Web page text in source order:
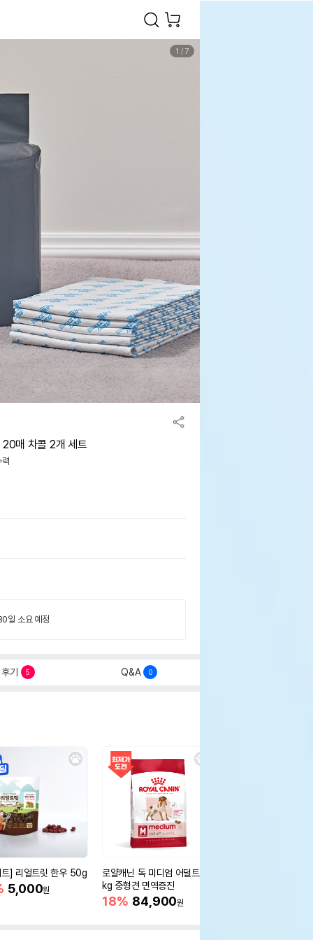
1 / 7
매 차콜 2개 세트
일 소요 예정
후기 5 Q&A 0
] 리얼트릿 한우 50g
5,000원
로얄캐닌 독 미디엄 어덜트 10
kg 중형견 면역증진
18% 84,900원